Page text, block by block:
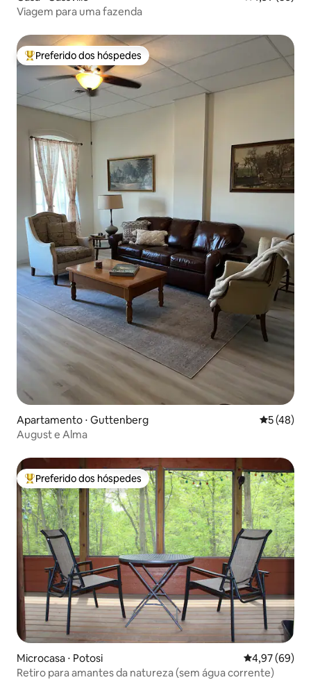
Viagem para uma fazenda
Entre os melhores preferidos dos hóspedes
Preferido dos hóspedes
Apartamento ⋅ Guttenberg 5 de uma
5 (48)
August e Alma
Entre os melhores preferidos dos hóspedes
Preferido dos hóspedes
Microcasa ⋅ Potosi 4,97 de uma
4,97 (69)
Retiro para amantes da natureza (sem água corrente)